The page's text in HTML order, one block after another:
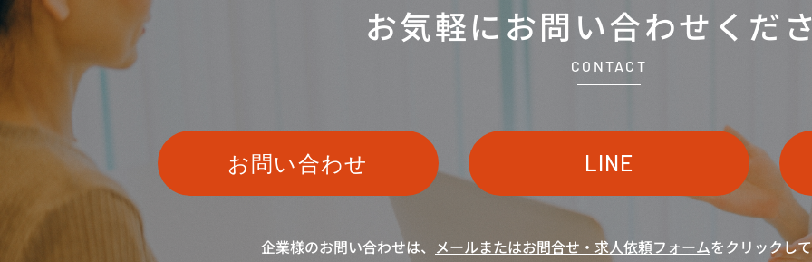
お気軽にお問い合わせ くだ
CONTACT
お問い合わせ LINE
企業様のお問い合わせは、 メールまたはお問合せ・求人依頼フォームをクリックし